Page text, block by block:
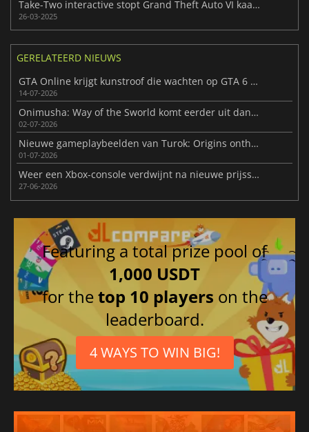
Take-Two interactive stopt Grand Theft Auto VI kaartmodificatie
26-03-2025
GERELATEERD NIEUWS
GTA Online krijgt kunstroof die wachten op GTA 6 verzacht
14-07-2026
Onimusha: Way of the Sworld komt eerder uit dan verwacht
02-07-2026
Nieuwe gameplaybeelden van Turok: Origins onthuld voor release
01-07-2026
Weer een Xbox-console verdwijnt na nieuwe prijsstijgingen
27-06-2026
Featuring a total prize pool of
1,000 USDT
for thetop 10 players on the
leaderboard.
4 WAYS TO WIN BIG!